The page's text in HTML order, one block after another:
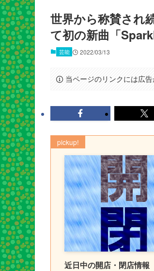
世界から称賛され
て初の新曲「
芸能 2022/03/13
当ページのリンクには広告
pickup!
近日中の開店・閉店情報